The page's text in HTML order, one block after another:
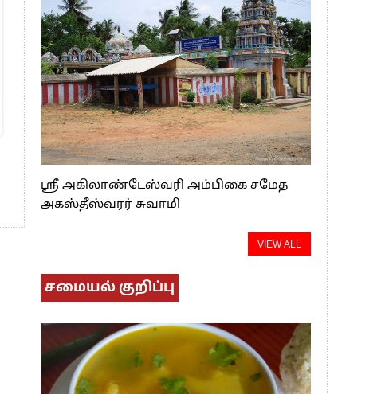
ஸ்ரீ அகிலாண்டேஸ்வரி அம்பிகை சமேத
அகஸ்தீஸ்வரர் சுவாமி
VIEW ALL
சமையல் குறிப்பு